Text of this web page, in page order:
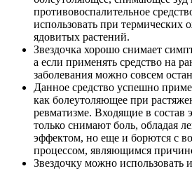
противовоспалительное
использовать при термических
ядовитых растений.
Звездочка хорошо снимает
а если применять средство на
заболевания можно совсем
Данное средство успешно
как болеутоляющее при
ревматизме. Входящие в состав
только снимают боль, обладая
эффектом, но еще и борются с
процессом, являющимся
Звездочку можно использовать